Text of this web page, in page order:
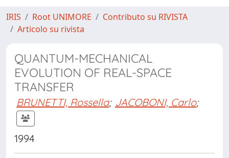
IRIS Root UNIMORE
Contributo su RIVISTA
Articolo su rivista
QUANTUM-MECHANICAL
EVOLUTION OF REAL-SPACE
TRANSFER
BRUNETTI, Rossella; JACOBONI, Carlo;
1994